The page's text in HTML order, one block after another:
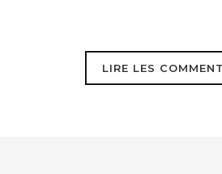
chiffres sidérantes.
D’oú viennent-ils, de nos
LIRE LES